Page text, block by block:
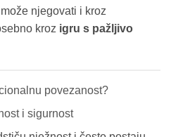
njegovati i kroz
kroz igru s pažljivo
povezanost?
i sigurnost